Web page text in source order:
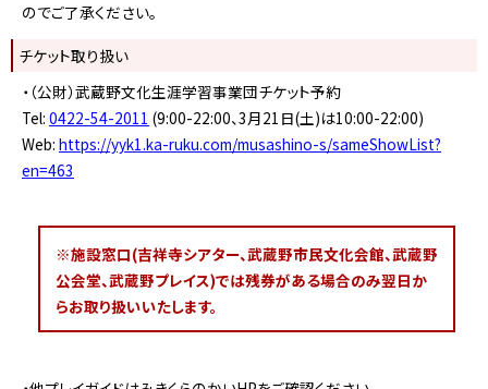
のでご了承ください。
チケット取り扱い
・（公財）武蔵野文化生涯学習事業団チケット予約
Tel: 0422-54-2011 (9:00-22:00、3月21日(土)は10:00-22:00)
Web: https://yyk1.ka-ruku.com/musashino-s/sameShowList?
en=463
※施設窓口(吉祥寺シアター、武蔵野市民文化会館、武蔵野
公会堂、武蔵野プレイス)では残券がある場合のみ翌日か
らお取り扱いいたします。